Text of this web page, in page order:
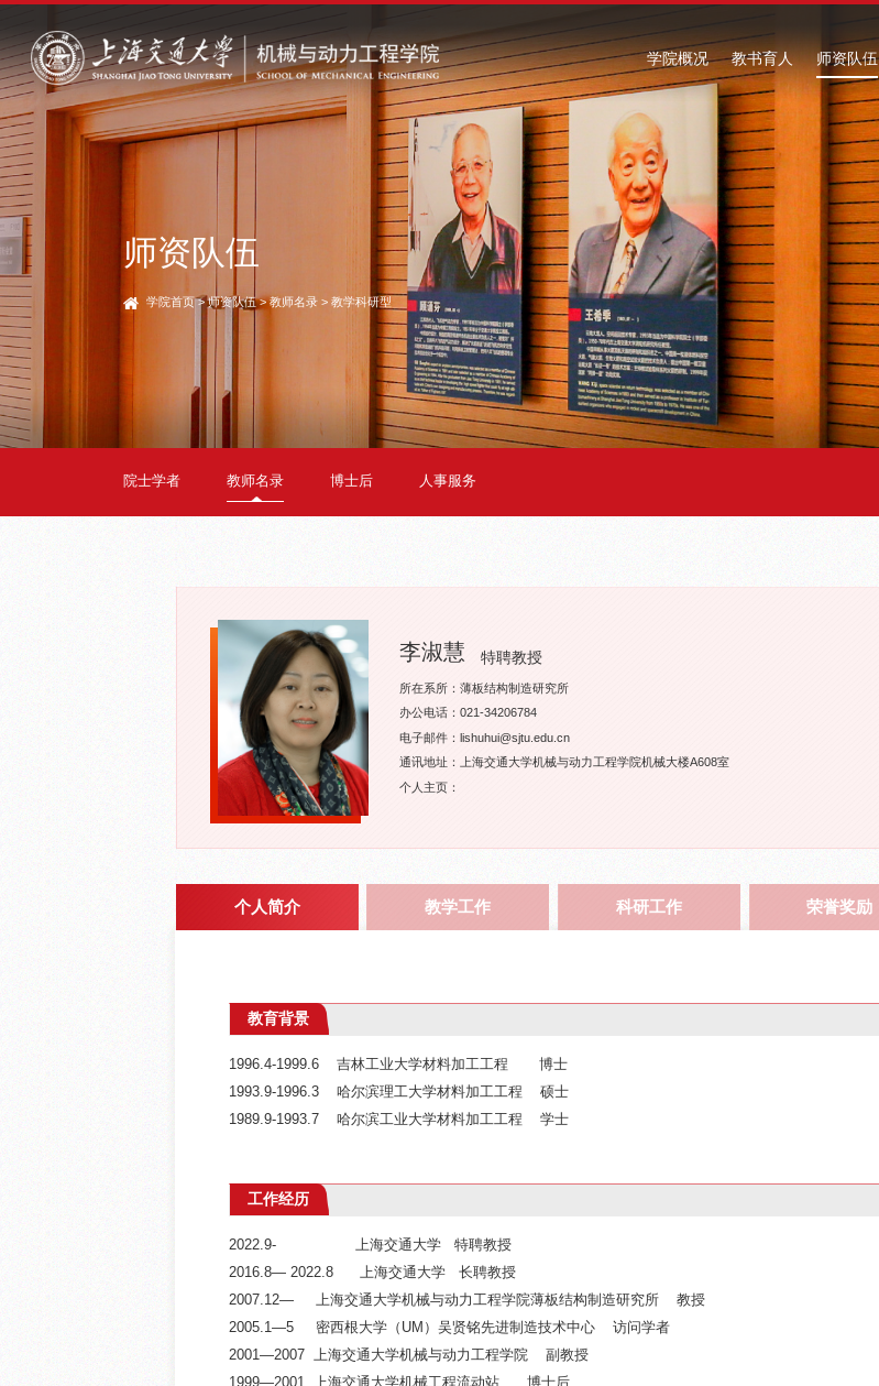
学院概况 教书育人 师资队伍
师资队伍
学院首页>师资队伍>教师名录 > 教学科研型
院士学者 教师名录 博士后 人事服务
李淑慧 特聘教授
所在系所：薄板结构制造研究所
办公电话：021-34206784
电子邮件：lishuhui@sjtu.edu.cn
通讯地址：上海交通大学机械与动力工程学院机械大楼A608室
个人主页：
个人简介 教学工作 科研工作 荣誉奖励
教育背景
1996.4-1999.6 吉林工业大学材料加工工程 博士
1993.9-1996.3 哈尔滨理工大学材料加工工程 硕士
1989.9-1993.7 哈尔滨工业大学材料加工工程 学士
工作经历
2022.9- 上海交通大学 特聘教授
2016.8― 2022.8 上海交通大学 长聘教授
2007.12― 上海交通大学机械与动力工程学院薄板结构制造研究所 教授
2005.1―5 密西根大学（UM）吴贤铭先进制造技术中心 访问学者
2001―2007 上海交通大学机械与动力工程学院 副教授
1999―2001 上海交通大学机械工程流动站 博士后